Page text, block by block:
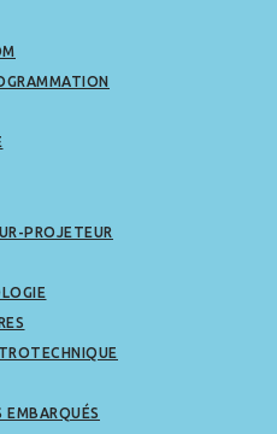
PROJETEUR
EMBARQUÉS